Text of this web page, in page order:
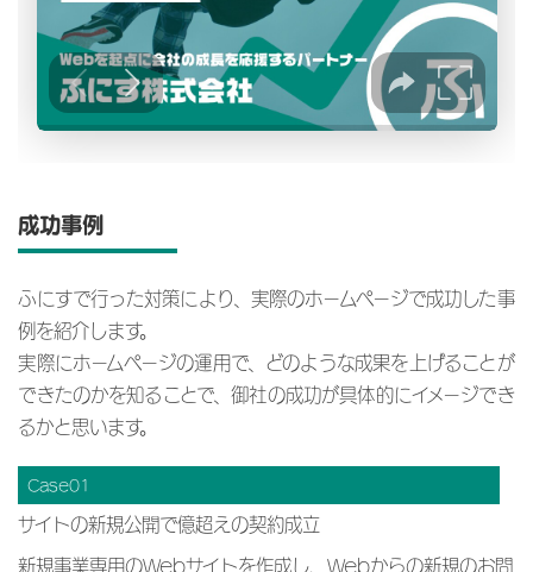
成功事例
ふにすで行った対策により、実際のホームページで成功した事
例を紹介します。
実際にホームページの運用で、どのような成果を上げることが
できたのかを知ることで、御社の成功が具体的にイメージでき
るかと思います。
Case01
サイトの新規公開で億超えの契約成立
新規事業専用のWebサイトを作成し、Webからの新規のお問